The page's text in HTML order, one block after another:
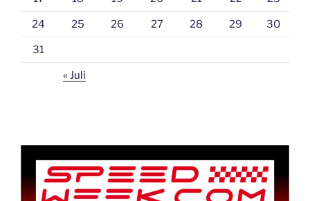
24 25 26 27 28 29 30
31
« Juli